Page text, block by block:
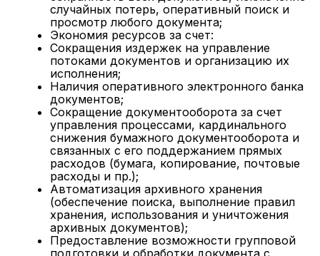
случайных потерь, оперативный поиск и
просмотр любого документа;
Экономия ресурсов за счет:
Сокращения издержек на управление
потоками документов и организацию их
исполнения;
Наличия оперативного электронного банка
документов;
Сокращение документооборота за счет
управления процессами, кардинального
снижения бумажного документооборота и
связанных с его поддержанием прямых
расходов (бумага, копирование, почтовые
расходы и пр.);
Автоматизация архивного хранения
(обеспечение поиска, выполнение правил
хранения, использования и уничтожения
архивных документов);
Предоставление возможности групповой
подготовки и обработки документа с